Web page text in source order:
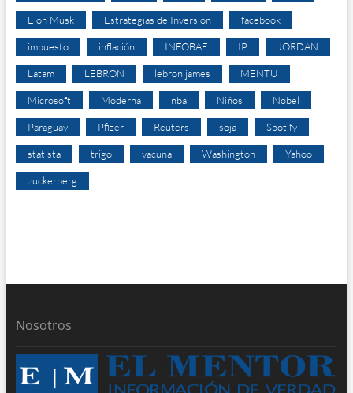
Elon Musk Estrategias de Inversión facebook
impuesto inflación INFOBAE IP JORDAN
Latam LEBRON lebron james MENTU
Microsoft Moderna nba Niños Nobel
Paraguay Pfizer Reuters soja Spotify
statista trigo vacuna Washington Yahoo
zuckerberg
Nosotros